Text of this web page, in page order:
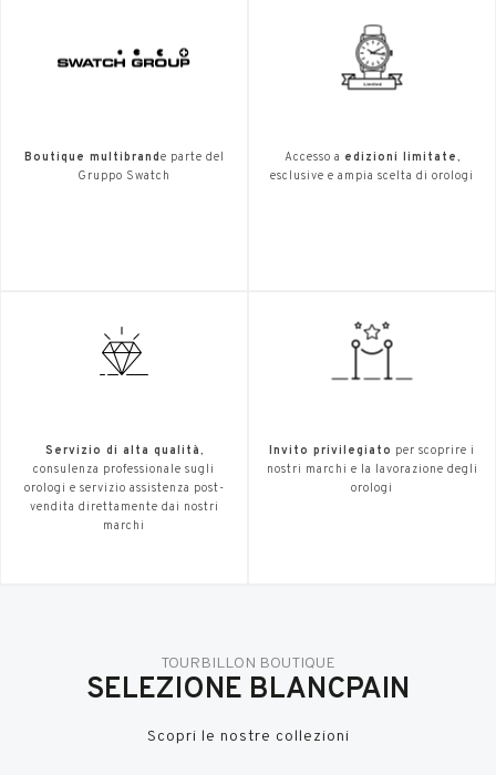
Boutique multibrand e parte del
Gruppo Swatch
Accesso a edizioni limitate,
esclusive e ampia scelta di orologi
Servizio di alta qualità,
consulenza professionale sugli
orologi e servizio assistenza post-
vendita direttamente dai nostri
marchi
Invito privilegiato per scoprire i
nostri marchi e la lavorazione degli
orologi
TOURBILLON BOUTIQUE
SELEZIONE BLANCPAIN
Scopri le nostre collezioni